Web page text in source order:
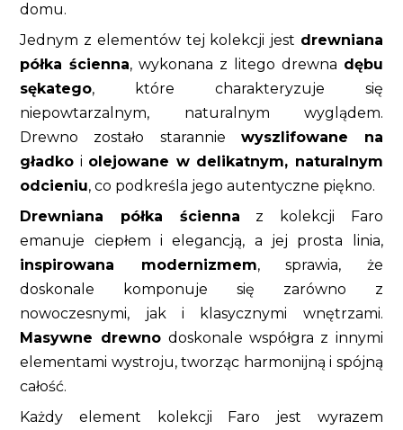
domu.
Jednym z elementów tej kolekcji jest drewniana
półka ścienna, wykonana z litego drewna dębu
sękatego, które charakteryzuje się
niepowtarzalnym, naturalnym wyglądem.
Drewno zostało starannie wyszlifowane na
gładko i olejowane w delikatnym, naturalnym
odcieniu, co podkreśla jego autentyczne piękno.
Drewniana półka ścienna z kolekcji Faro
emanuje ciepłem i elegancją, a jej prosta linia,
inspirowana modernizmem, sprawia, że
doskonale komponuje się zarówno z
nowoczesnymi, jak i klasycznymi wnętrzami.
Masywne drewno doskonale współgra z innymi
elementami wystroju, tworząc harmonijną i spójną
całość.
Każdy element kolekcji Faro jest wyrazem